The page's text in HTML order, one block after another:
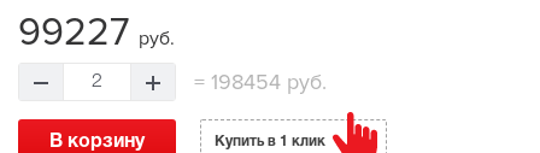
99227 руб.
2 =198454 руб.
В корзину Купить в 1 клик